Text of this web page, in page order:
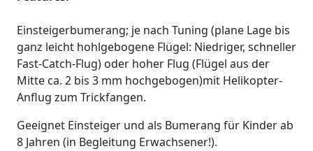
Einsteigerbumerang; je nach Tuning (plane Lage bis
ganz leicht hohlgebogene Flügel: Niedriger, schneller
Fast-Catch-Flug) oder hoher Flug (Flügel aus der
Mitte ca. 2 bis 3 mm hochgebogen)mit Helikopter-
Anflug zum Trickfangen.
Geeignet Einsteiger und als Bumerang für Kinder ab
8 Jahren (in Begleitung Erwachsener!).